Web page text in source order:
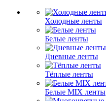
Холодные ленты
Белые ленты
Дневные ленты
Тёплые ленты
Белые MIX ленты